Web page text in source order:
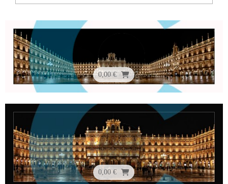
0,00 €
0,00 €